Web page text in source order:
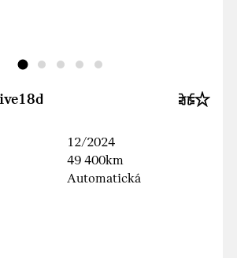
12/2024
49 400km
Automatická